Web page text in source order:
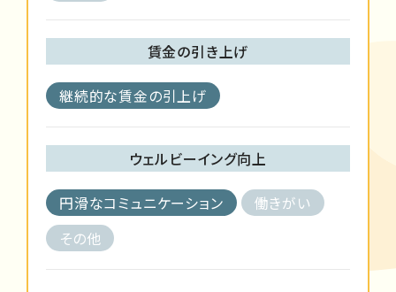
賃金の引き上げ
継続的な賃金の引上げ
ウェルビーイング向上
円滑なコミュニケーション
働きがい
その他